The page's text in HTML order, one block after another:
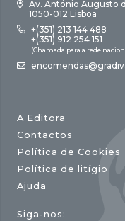
Av. António Augusto
1050-012 Lisboa
+(351) 213 144 488
+(351) 912 254 151
(Chamada para a rede
A Editora
Contactos
Política de Cookies
Política de litígio
Ajuda
Siga-nos: